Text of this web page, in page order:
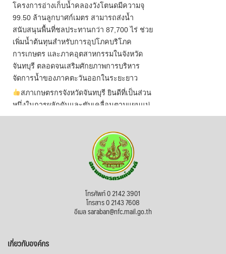
โครงการอ่างเก็บน้ำคลองวังโตนดมีความจุ
99.50 ล้านลูกบาศก์เมตร สามารถส่งน้ำ
สนับสนุนพื้นที่ชลประทานกว่า 87,700 ไร่ ช่วย
เพิ่มน้ำต้นทุนสำหรับการอุปโภคบริโภค
การเกษตร และภาคอุตสาหกรรมในจังหวัด
จันทบุรี ตลอดจนเสริมศักยภาพการบริหาร
จัดการน้ำของภาคตะวันออกในระยะยาว
สภาเกษตรกรจังหวัดจันทบุรี ยินดีที่เป็นส่วน
หนึ่งในการผลักดันและขับเคลื่อนตามแผนแม่
บทเพื่อพั ...See More
ไม่สามารถดูเนื้อหานี้ได้ในขณะนี้
สภาเกษตรกรแห่งชาติ
กรมการค้าต่างประเทศ กระทรวงพาณิชย์ เปิด
ไทยในช่วง 6 เดือนของปี 2569 (ม.ค.-มิ.ย.) มี
โทรศัพท์ 0 2142 3901
โทรสาร 0 2143 7608
อีเมล saraban@nfc.mail.go.th
เกี่ยวกับองค์กร